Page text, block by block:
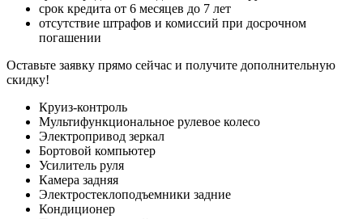
срок кредита от 6 месяцев до 7 лет
отсутствие штрафов и комиссий при досрочном
погашении
Оставьте заявку прямо сейчас и получите дополнительную
скидку!
Круиз-контроль
Мультифункциональное рулевое колесо
Электропривод зеркал
Бортовой компьютер
Усилитель руля
Камера задняя
Электростеклоподъемники задние
Кондиционер